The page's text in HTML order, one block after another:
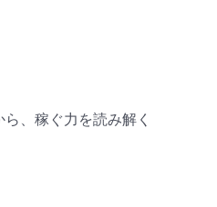
、稼ぐ力を読み解く